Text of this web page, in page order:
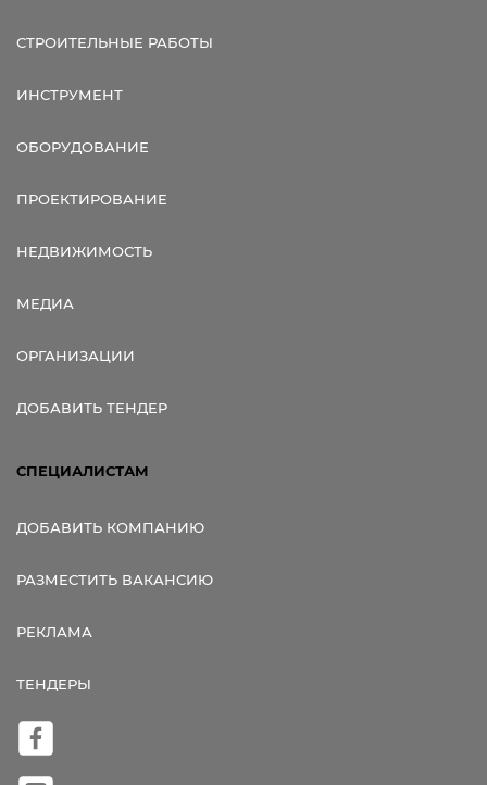
СТРОИТЕЛЬНЫЕ РАБОТЫ
ИНСТРУМЕНТ
ОБОРУДОВАНИЕ
ПРОЕКТИРОВАНИЕ
НЕДВИЖИМОСТЬ
МЕДИА
ОРГАНИЗАЦИИ
ДОБАВИТЬ ТЕНДЕР
СПЕЦИАЛИСТАМ
ДОБАВИТЬ КОМПАНИЮ
РАЗМЕСТИТЬ ВАКАНСИЮ
РЕКЛАМА
ТЕНДЕРЫ